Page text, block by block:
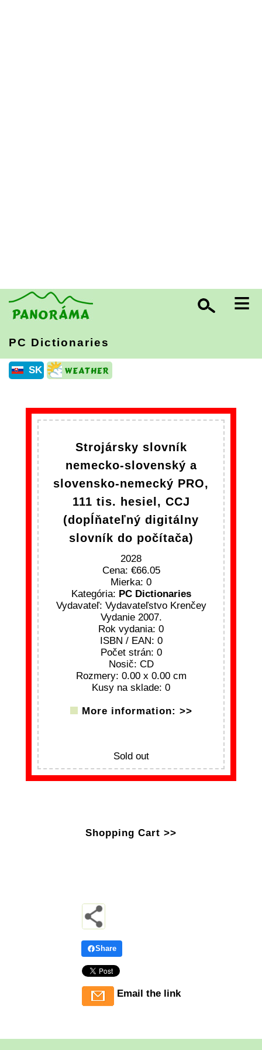
≡
PC Dictionaries
SK
Strojársky slovník
nemecko-slovenský a
slovensko-nemecký PRO,
111 tis. hesiel, CCJ
(dopĺňateľný digitálny
slovník do počítača)
2028
Cena:
66.05
Mierka: 0
Kategória: PC Dictionaries
Vydavateľ: Vydavateľstvo Krenčey
Vydanie 2007.
Rok vydania: 0
ISBN / EAN: 0
Počet strán: 0
Nosič: CD
Rozmery: 0.00 x 0.00 cm
Kusy na sklade: 0
More information: >>
Sold out
Shopping Cart >>
Share
Email the link